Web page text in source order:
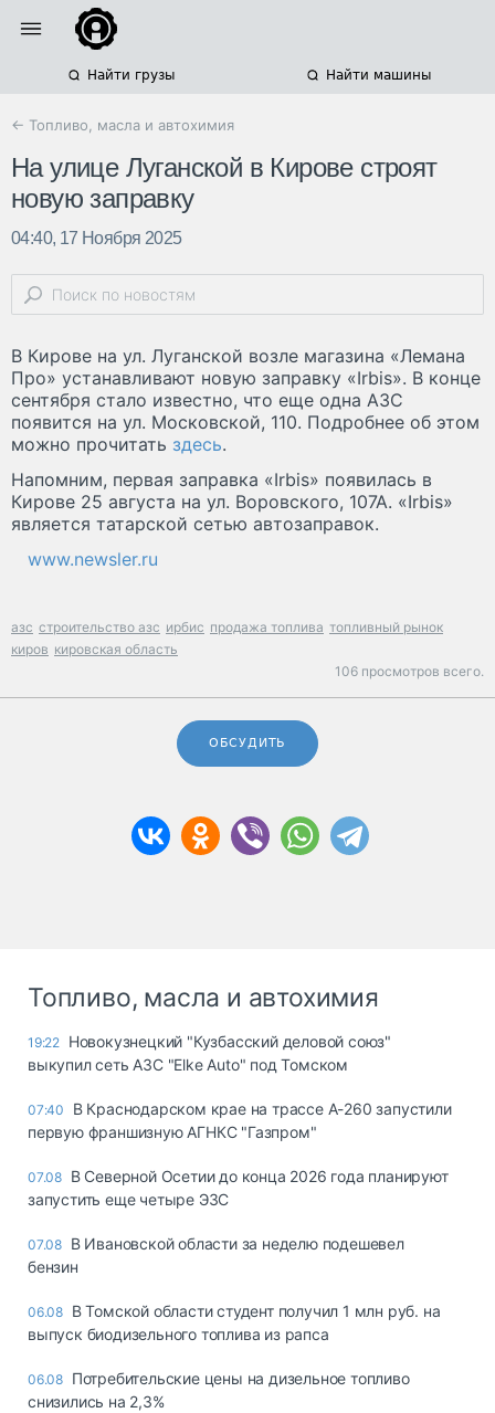
Найти грузы Найти машины
← Топливо, масла и автохимия
На улице Луганской в Кирове строят
новую заправку
04:40, 17 Ноября 2025
В Кирове на ул. Луганской возле магазина «Лемана
Про» устанавливают новую заправку «Irbis». В конце
сентября стало известно, что еще одна АЗС
появится на ул. Московской, 110. Подробнее об этом
можно прочитать здесь.
Напомним, первая заправка «Irbis» появилась в
Кирове 25 августа на ул. Воровского, 107А. «Irbis»
является татарской сетью автозаправок.
www.newsler.ru
азс строительство азс ирбис продажа топлива топливный рынок
киров кировская область
106 просмотров всего.
ОБСУДИТЬ
Топливо, масла и автохимия
19:22 Новокузнецкий "Кузбасский деловой союз"
выкупил сеть АЗС "Elke Auto" под Томском
07:40
В Краснодарском крае на трассе А-260 запустили
первую франшизную АГНКС "Газпром"
07.08 В Северной Осетии до конца 2026 года планируют
запустить еще четыре ЭЗС
07.08 В Ивановской области за неделю подешевел
бензин
06.08 В Томской области студент получил 1 млн руб. на
выпуск биодизельного топлива из рапса
06.08 Потребительские цены на дизельное топливо
снизились на 2,3%